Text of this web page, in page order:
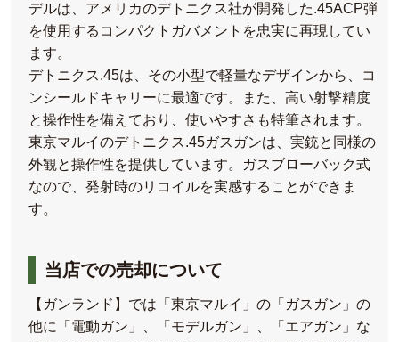
デルは、アメリカのデトニクス社が開発した.45ACP弾
を使用するコンパクトガバメントを忠実に再現してい
ます。
デトニクス.45は、その小型で軽量なデザインから、コ
ンシールドキャリーに最適です。また、高い射撃精度
と操作性を備えており、使いやすさも特筆されます。
東京マルイのデトニクス.45ガスガンは、実銃と同様の
外観と操作性を提供しています。ガスブローバック式
なので、発射時のリコイルを実感することができま
す。
当店での売却について
【ガンランド】では「東京マルイ」の「ガスガン」の
他に「電動ガン」、「モデルガン」、「エアガン」な